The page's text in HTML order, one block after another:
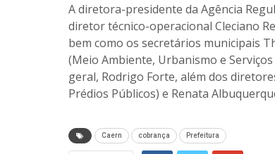
A diretora-presidente da Agência
diretor técnico-operacional Cleciano
bem como os secretários municipais
(Meio Ambiente, Urbanismo e
geral, Rodrigo Forte, além dos
Prédios Públicos) e Renata
Caern cobrança Prefeitura